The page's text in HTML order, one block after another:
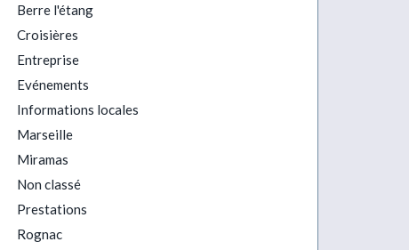
Berre l'étang
Croisières
Entreprise
Evénements
Informations locales
Marseille
Miramas
Non classé
Prestations
Rognac